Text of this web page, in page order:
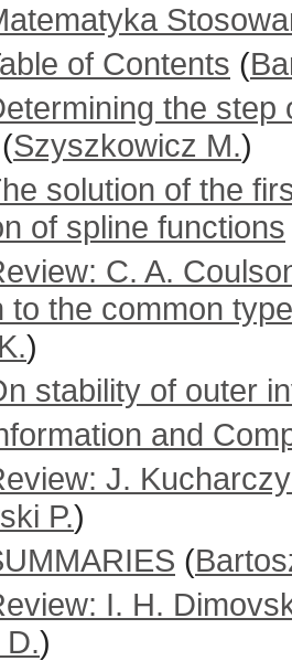
of Contents (
the
(Szyszkowicz M.)
solution of the
of spline functions
C. A.
to the common
)
stability of outer
and
J.
P.)
(
I. H.
)